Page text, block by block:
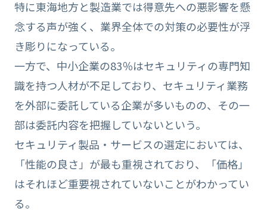
特に東海地方と製造業では得意先への悪影響を懸
念する声が強く、業界全体での対策の必要性が浮
き彫りになっている。
一方で、中小企業の83％はセキュリティの専門知
識を持つ人材が不足しており、セキュリティ業務
を外部に委託している企業が多いものの、その一
部は委託内容を把握していないという。
セキュリティ製品・サービスの選定においては、
「性能の良さ」が最も重視されており、「価格」
はそれほど重要視されていないことがわかってい
る。